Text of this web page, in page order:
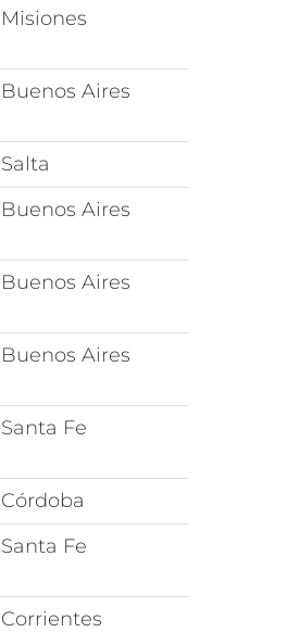
Misiones
Buenos Aires
Salta
Buenos Aires
Buenos Aires
Buenos Aires
Santa Fe
Córdoba
Santa Fe
Corrientes